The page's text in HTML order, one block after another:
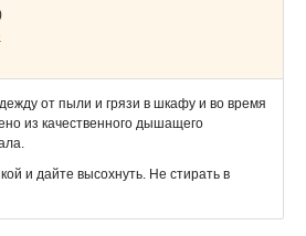
от пыли и грязи в шкафу и во время
из качественного дышащего
и дайте высохнуть. Не стирать в